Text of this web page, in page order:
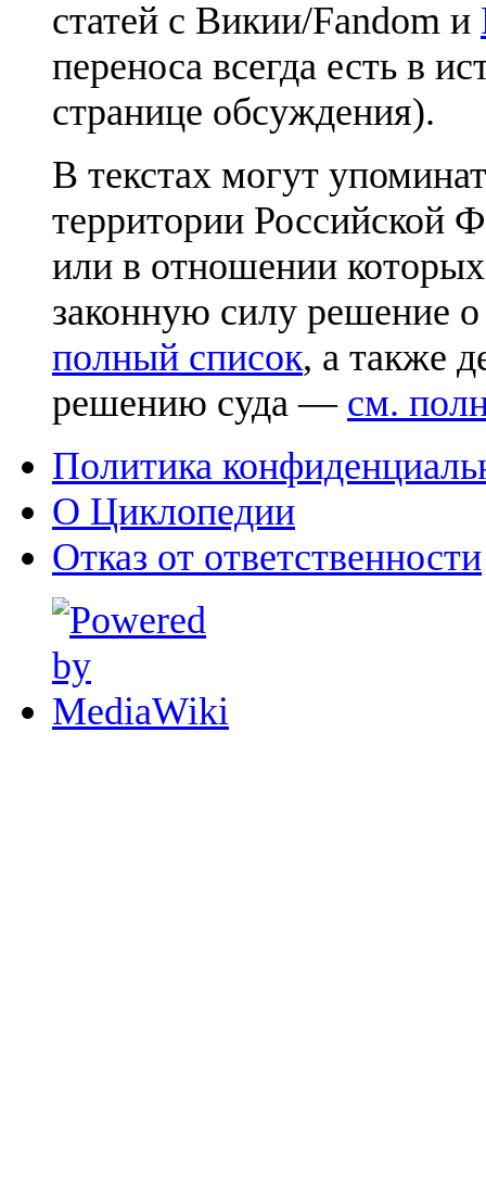
статей с Викии/Fandom и
переноса всегда есть в
странице обсуждения).
В текстах могут
территории Российской
или в отношении
законную силу решение
полный список, а также
решению суда — см.
Политика
О Циклопедии
Отказ от ответственности